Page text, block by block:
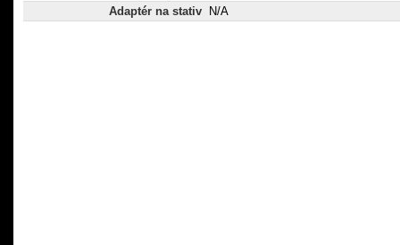
Adaptér na stativ
N/A